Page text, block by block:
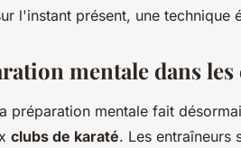
l'instant présent, une technique
mentale dans
préparation mentale fait
clubs de karaté. Les entraîneurs